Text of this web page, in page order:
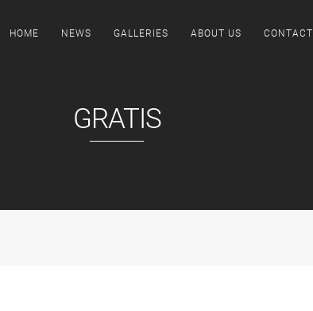
HOME NEWS GALLERIES ABOUT US CONTACT
GRATIS